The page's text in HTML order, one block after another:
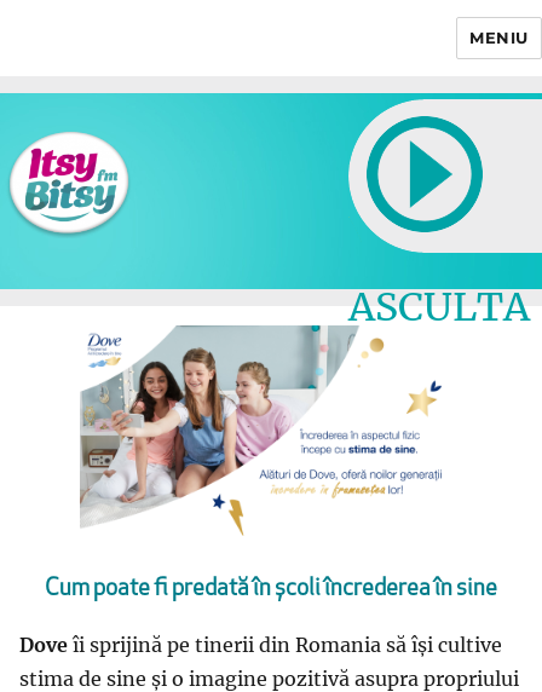
MENIU
ASCULTA
LIVE
Cum poate fi predată în școli încrederea în sine
Dove îi sprijină pe tinerii din Romania să își cultive
stima de sine și o imagine pozitivă asupra propriului